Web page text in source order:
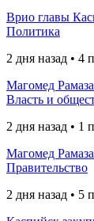
Врио главы
Политика
2 дня назад • 4
Магомед
Власть и
2 дня назад • 1
Магомед
Правительство
2 дня назад • 5